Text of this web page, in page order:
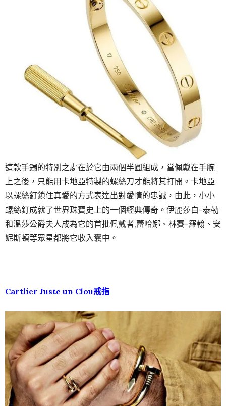
這款手鐲的特別之處在於它由兩個半圓組成，當佩戴在手腕
上之後，只能用卡地亞特製的螺絲刀才能將其打開。卡地亞
以螺絲釘鎖住真愛的方式表達出對愛情的忠誠，由此，小小
螺絲釘成就了世界珠寶史上的一個經典傳奇。伊麗莎白-泰勒
和溫莎公爵夫人成為它的首批佩戴者,蕾哈娜、林賽-羅翰、安
妮斯頓等眾星都將它收入囊中。
Cartlier Juste un Clou戒指